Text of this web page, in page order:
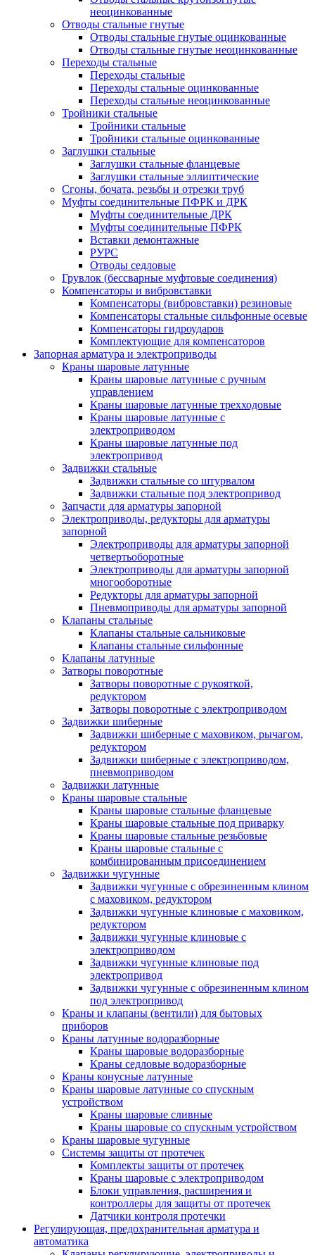
неоцинкованные
Отводы стальные гнутые
Отводы стальные гнутые оцинкованные
Отводы стальные гнутые неоцинкованные
Переходы стальные
Переходы стальные
Переходы стальные оцинкованные
Переходы стальные неоцинкованные
Тройники стальные
Тройники стальные
Тройники стальные оцинкованные
Заглушки стальные
Заглушки стальные фланцевые
Заглушки стальные эллиптические
Сгоны, бочата, резьбы и отрезки труб
Муфты соединительные ПФРК и ДРК
Муфты соединительные ДРК
Муфты соединительные ПФРК
Вставки демонтажные
РУРС
Отводы седловые
Грувлок (бессварные муфтовые соединения)
Компенсаторы и вибровставки
Компенсаторы (вибровставки) резиновые
Компенсаторы стальные сильфонные осевые
Компенсаторы гидроударов
Комплектующие для компенсаторов
Запорная арматура и электроприводы
Краны шаровые латунные
Краны шаровые латунные с ручным
управлением
Краны шаровые латунные трехходовые
Краны шаровые латунные с
электроприводом
Краны шаровые латунные под
электропривод
Задвижки стальные
Задвижки стальные со штурвалом
Задвижки стальные под электропривод
Запчасти для арматуры запорной
Электроприводы, редукторы для арматуры
запорной
Электроприводы для арматуры запорной
четвертьоборотные
Электроприводы для арматуры запорной
многооборотные
Редукторы для арматуры запорной
Пневмоприводы для арматуры запорной
Клапаны стальные
Клапаны стальные сальниковые
Клапаны стальные сильфонные
Клапаны латунные
Затворы поворотные
Затворы поворотные с рукояткой,
редуктором
Затворы поворотные с электроприводом
Задвижки шиберные
Задвижки шиберные с маховиком, рычагом,
редуктором
Задвижки шиберные с электроприводом,
пневмоприводом
Задвижки латунные
Краны шаровые стальные
Краны шаровые стальные фланцевые
Краны шаровые стальные под приварку
Краны шаровые стальные резьбовые
Краны шаровые стальные с
комбинированным присоединением
Задвижки чугунные
Задвижки чугунные с обрезиненным клином
с маховиком, редуктором
Задвижки чугунные клиновые с маховиком,
редуктором
Задвижки чугунные клиновые с
электроприводом
Задвижки чугунные клиновые под
электропривод
Задвижки чугунные с обрезиненным клином
под электропривод
Краны и клапаны (вентили) для бытовых
приборов
Краны латунные водоразборные
Краны шаровые водоразборные
Краны седловые водоразборные
Краны конусные латунные
Краны шаровые латунные со спускным
устройством
Краны шаровые сливные
Краны шаровые со спускным устройством
Краны шаровые чугунные
Системы защиты от протечек
Комплекты защиты от протечек
Краны шаровые с электроприводом
Блоки управления, расширения и
контроллеры для защиты от протечек
Датчики контроля протечки
Регулирующая, предохранительная арматура и
автоматика